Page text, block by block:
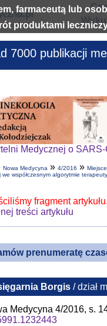
farmaceutą lub
produktami
7000 publikacji
Medycznej o
Nowa Medycyna» 4/2016 »
współczesnym algorytmie
fragment artykułu.
treści artykułu
prenumeratę
Borgis / dział
Medycyna 4/2016, s.